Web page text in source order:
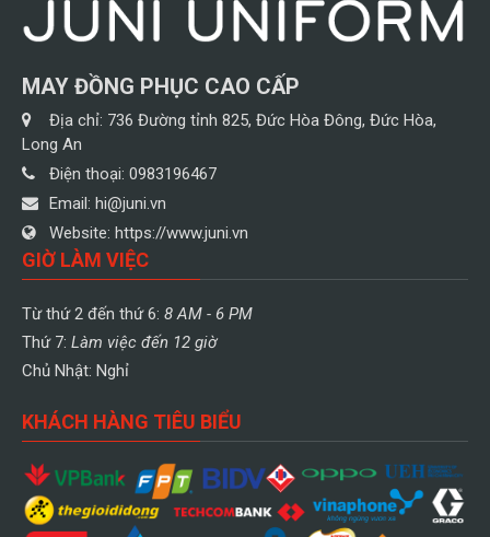
MAY ĐỒNG PHỤC CAO CẤP
Địa chỉ: 736 Đường tỉnh 825, Đức Hòa Đông, Đức Hòa,
Long An
Điện thoại: 0983196467
Email: hi@juni.vn
Website: https://www.juni.vn
GIỜ LÀM VIỆC
Từ thứ 2 đến thứ 6: 8 AM - 6 PM
Thứ 7: Làm việc đến 12 giờ
Chủ Nhật: Nghỉ
KHÁCH HÀNG TIÊU BIỂU